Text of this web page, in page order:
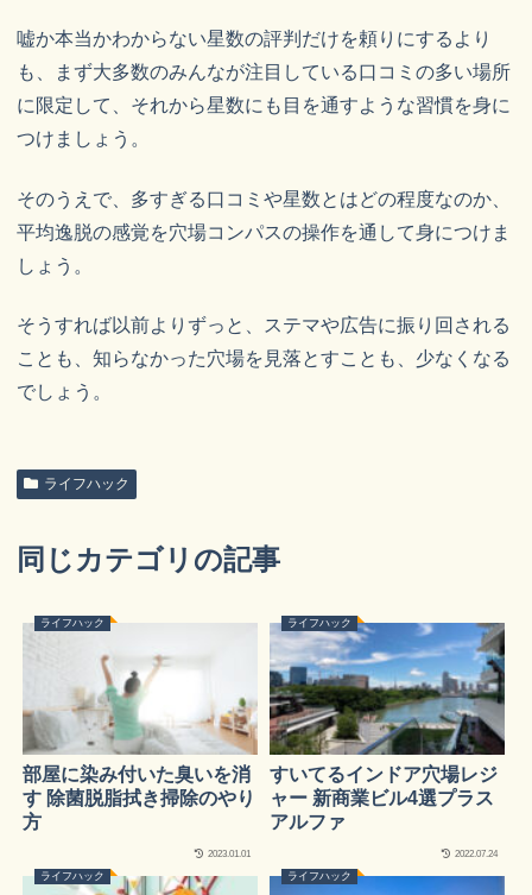
嘘か本当かわからない星数の評判だけを頼りにするより
も、まず大多数のみんなが注目している口コミの多い場所
に限定して、それから星数にも目を通すような習慣を身に
つけましょう。
そのうえで、多すぎる口コミや星数とはどの程度なのか、
平均逸脱の感覚を穴場コンパスの操作を通して身につけま
しょう。
そうすれば以前よりずっと、ステマや広告に振り回される
ことも、知らなかった穴場を見落とすことも、少なくなる
でしょう。
ライフハック
同じカテゴリの記事
ライフハック
部屋に染み付いた臭いを消
す 除菌脱脂拭き掃除のやり
方
2023.01.01
ライフハック
すいてるインドア穴場レジ
ャー 新商業ビル4選プラス
アルファ
2022.07.24
ライフハック ライフハック